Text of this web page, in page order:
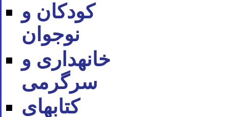
کودکان و
نوجوان
خانه‪داری و
سرگرمی
کتاب‪های